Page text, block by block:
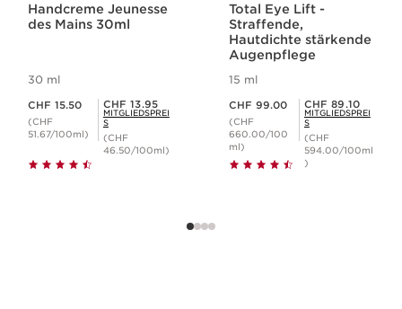
Handcreme Jeunesse
des Mains 30ml
30 ml
CHF 15.50
(CHF
51.67/100ml)
Mitgliederpreis CHF 13.95
CHF 13.95
MITGLIEDSPREI
S
(CHF
46.50/100ml)
Total Eye Lift -
Straffende,
Hautdichte stärkende
Augenpflege
15 ml
CHF 99.00
(CHF
660.00/100
ml)
Mitgliederpreis CHF 89.10
CHF 89.10
MITGLIEDSPREI
S
(CHF
594.00/100ml
)